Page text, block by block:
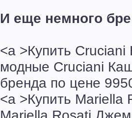
И еще немного
<a >Купить
модные Cruciani
бренда по цене
<a >Купить